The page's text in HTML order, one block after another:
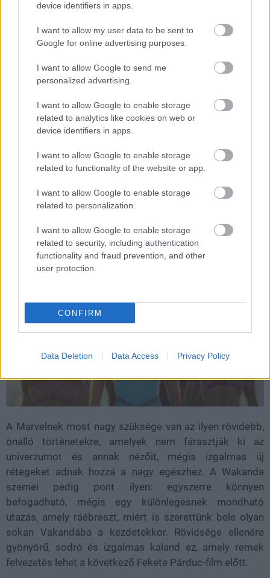
device identifiers in apps.
I want to allow my user data to be sent to
Google for online advertising purposes.
I want to allow Google to send me
personalized advertising.
I want to allow Google to enable storage
related to analytics like cookies on web or
device identifiers in apps.
I want to allow Google to enable storage
related to functionality of the website or app.
I want to allow Google to enable storage
related to personalization.
I want to allow Google to enable storage
related to security, including authentication
functionality and fraud prevention, and other
user protection.
CONFIRM
Data Deletion Data Access Privacy Policy
Feliratkozom
A vizuális világ kifejezetten mutatós, a különböző
korszakok és kultúrák bemutatása friss színt hoz, még
ha az animáció néha kissé darabos is. A Studio AKA
elegáns, szépiaárnyalatú főcíme, az Axio Animation
dinamikus, fényekkel és színekkel teli képkockái,
valamint Craig Elliott és August Hall művészeti irányítása
igazi képeskönyvszerű látványt teremt. Szinte minden
epizódban akad olyan jelenet, amely miatt érdemes
megállítani a lejátszást, hogy a háttér részleteit is ki
lehessen élvezni. A hangulatot Hesham Nazih epikus
zenéje emeli új szintre, amely méltó Vakanda
örökségéhez - neki korábban a Holdlovag tévésorozat
soundtrackjét köszönhettük.
A Marvelnek most nagy szüksége van az ilyen rövidebb,
önálló történetekre, amelyek nem fárasztják ki az
univerzumot és annak nézőit, mégis izgalmas új
rétegeket adnak hozzá a nagy egészhez. A Wakanda
szemei pedig pont ilyen: egyszerre könnyen
befogadható, mégis egy különlegesnek mondható
utazás, amely ráébreszt, miért is szerettünk bele olyan
sokan Vakandába a kezdetekkor. Rövidsége ellenére
gyönyörű, sodró és izgalmas kaland ez, amely remek
felvezetés lehet a következő Fekete Párduc-film előtt.